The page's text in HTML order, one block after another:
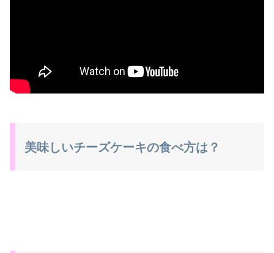
美味しいチーズケーキの食べ方は？